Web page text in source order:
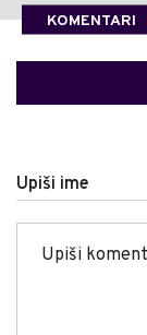
KOMENTARI
Upiši ime